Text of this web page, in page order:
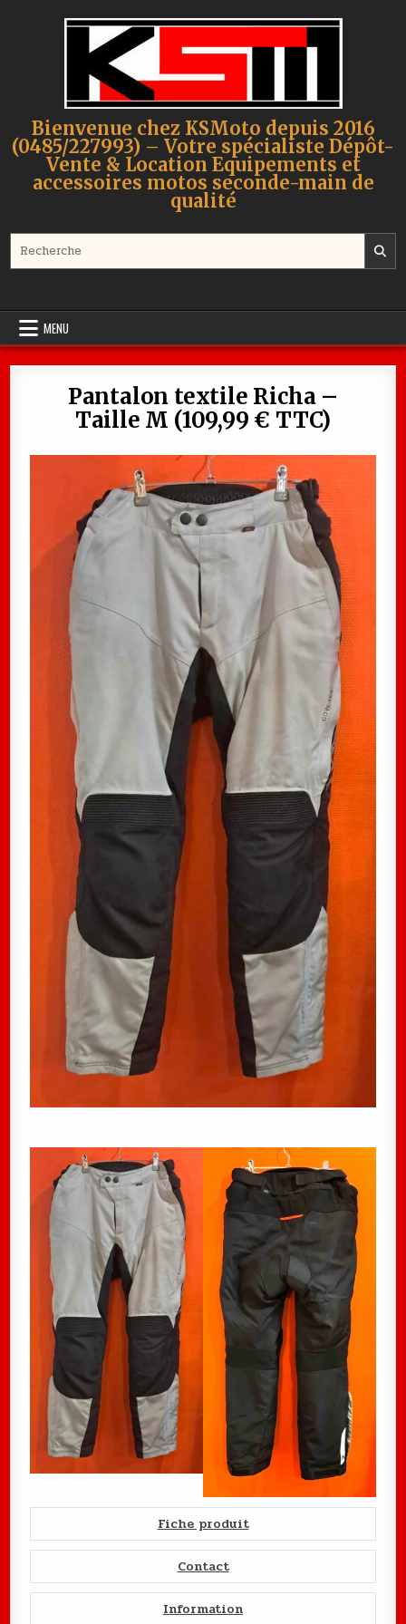
Bienvenue chez KSMoto depuis 2016
(0485/227993) – Votre spécialiste Dépôt-
Vente & Location Equipements et
accessoires motos seconde-main de
qualité
MENU
Pantalon textile Richa –
Taille M (109,99 € TTC)
Fiche produit
Contact
Information